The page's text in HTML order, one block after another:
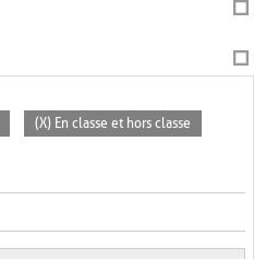
(X) En classe et hors classe